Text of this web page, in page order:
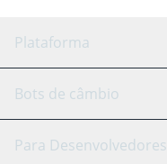
Plataforma
Bot GRID
Bots de câmbio
Binance
Para Desenvolvedores